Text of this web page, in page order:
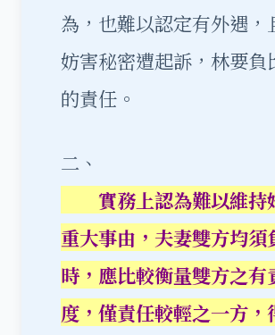
為，也難以認定有外遇，
妨害秘密遭起訴，林要負
的責任。
二、
實務上認為難以維持
重大事由，夫妻雙方均須
時，應比較衡量雙方之有
度，僅責任較輕之一方，